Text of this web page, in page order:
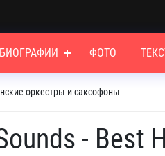
БИОГРАФИИ ФОТО
оркестры и саксофоны
- Best